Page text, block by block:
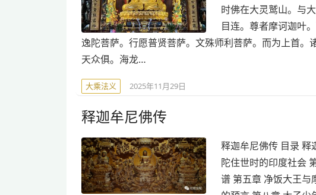
时佛在大灵鹫山。与
目连。尊者摩诃迦叶
逸陀菩萨。行愿普贤菩萨。文殊师利菩萨。而为上首
天众俱。海龙…
大乘法义 2025年11月29日
释迦牟尼佛传
释迦牟尼佛传 目录 释
陀住世时的印度社会
谱 第五章 净饭大王与